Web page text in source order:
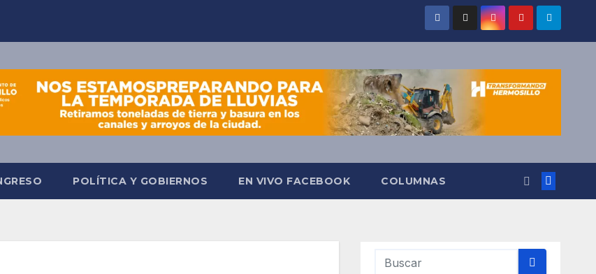
POLÍTICA Y GOBIERNOS EN VIVO FACEBOOK COLUMNAS